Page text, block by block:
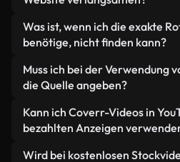
generierten Videos. Jedes
beschriftet, sodass Sie immer
verwenden.
Nicht, wenn Sie unsere
wählen. Wir bieten
wurden – so bleibt die
gleichzeitig die Ladezeiten
Kennzahlen wie LCP
Was ist, wenn ich die exakte
benötige, nicht finden kann?
Mit Coverr AI Studio
Handumdrehen ein solches
Sonnenuntergang" – und
innerhalb von Sekunden ein
Sie, das unseren
Muss ich bei der Verwendung
die Quelle angeben?
Eine Namensnennung ist
Videos in unserer
verwendet werden – wir
Kann ich Coverr-Videos in
bezahlten Anzeigen
Ja. Sämtliches
Wird bei kostenlosen